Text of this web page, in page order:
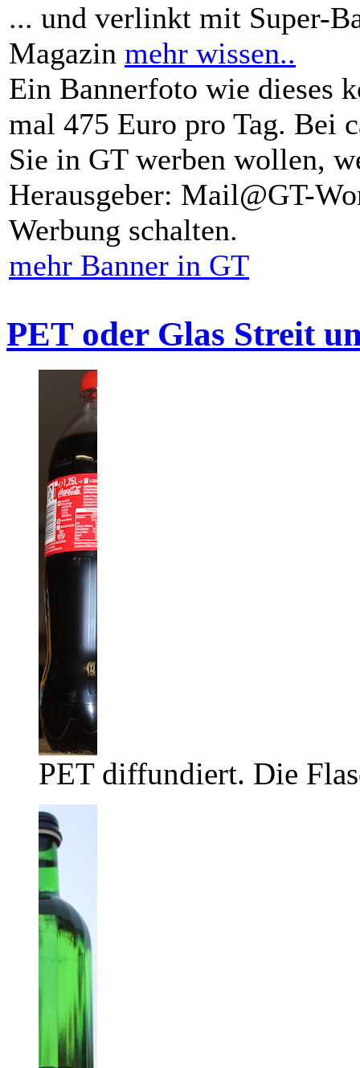
... und verlinkt mit Super-
Magazin mehr wissen..
Ein Bannerfoto wie dieses
mal 475 Euro pro Tag. Bei
Sie in GT werben wollen,
Herausgeber: Mail@GT-
Werbung schalten.
mehr Banner in GT
PET oder Glas Streit
PET diffundiert. Die